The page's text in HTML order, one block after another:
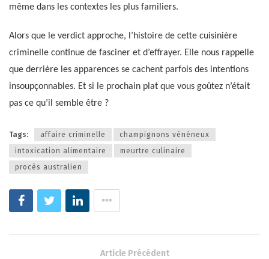
même dans les contextes les plus familiers.
Alors que le verdict approche, l’histoire de cette cuisinière
criminelle continue de fasciner et d’effrayer. Elle nous rappelle
que derrière les apparences se cachent parfois des intentions
insoupçonnables. Et si le prochain plat que vous goûtez n’était
pas ce qu’il semble être ?
Tags: affaire criminelle
champignons vénéneux
intoxication alimentaire
meurtre culinaire
procès australien
Article Précédent